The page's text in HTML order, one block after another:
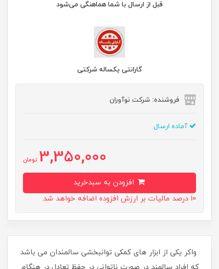
قبل از ارسال با شما هماهنگی می‌شود
گارانتی یکساله شرکتی
فروشنده: شرکت نوآوران
آماده ارسال
3,350,000 تومان
10 درصد مالیات بر ارزش افزوده اضافه خواهد شد.
واکر یکی از ابزار های کمکی توانبخشی سالمندان می باشد